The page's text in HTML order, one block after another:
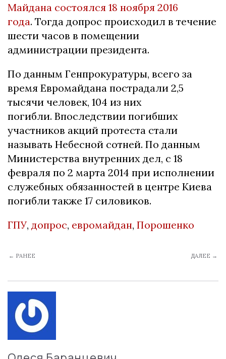
Майдана состоялся 18 ноября 2016
года. Тогда допрос происходил в течение
шести часов в помещении
администрации президента.
По данным Генпрокуратуры, всего за
время Евромайдана пострадали 2,5
тысячи человек, 104 из них
погибли. Впоследствии погибших
участников акций протеста стали
называть Небесной сотней. По данным
Министерства внутренних дел, с 18
февраля по 2 марта 2014 при исполнении
служебных обязанностей в центре Киева
погибли также 17 силовиков.
ГПУ, допрос, евромайдан, Порошенко
← РАНЕЕ ДАЛЕЕ →